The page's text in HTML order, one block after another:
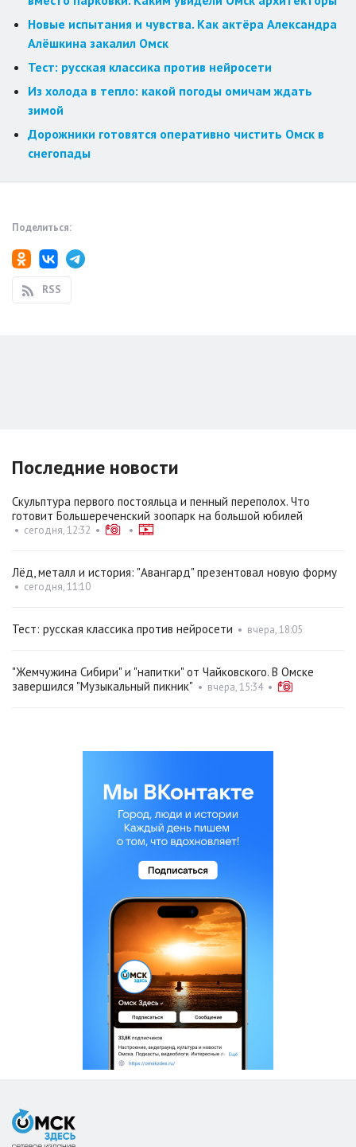
Новые испытания и чувства. Как актёра Александра
Алёшкина закалил Омск
Тест: русская классика против нейросети
Из холода в тепло: какой погоды омичам ждать
зимой
Дорожники готовятся оперативно чистить Омск в
снегопады
Поделиться:
RSS
Последние новости
Скульптура первого постояльца и пенный переполох. Что
готовит Большереченский зоопарк на большой юбилей
• сегодня, 12:32 • •
Лёд, металл и история: "Авангард" презентовал новую форму
• сегодня, 11:10
Тест: русская классика против нейросети • вчера, 18:05
"Жемчужина Сибири" и "напитки" от Чайковского. В Омске
завершился "Музыкальный пикник" • вчера, 15:34•